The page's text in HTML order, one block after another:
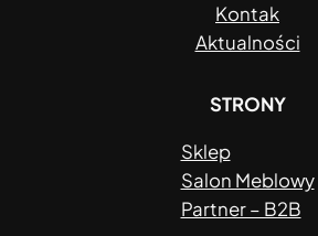
Kontak
Aktualności
STRONY
Sklep
Salon Meblowy
Partner – B2B